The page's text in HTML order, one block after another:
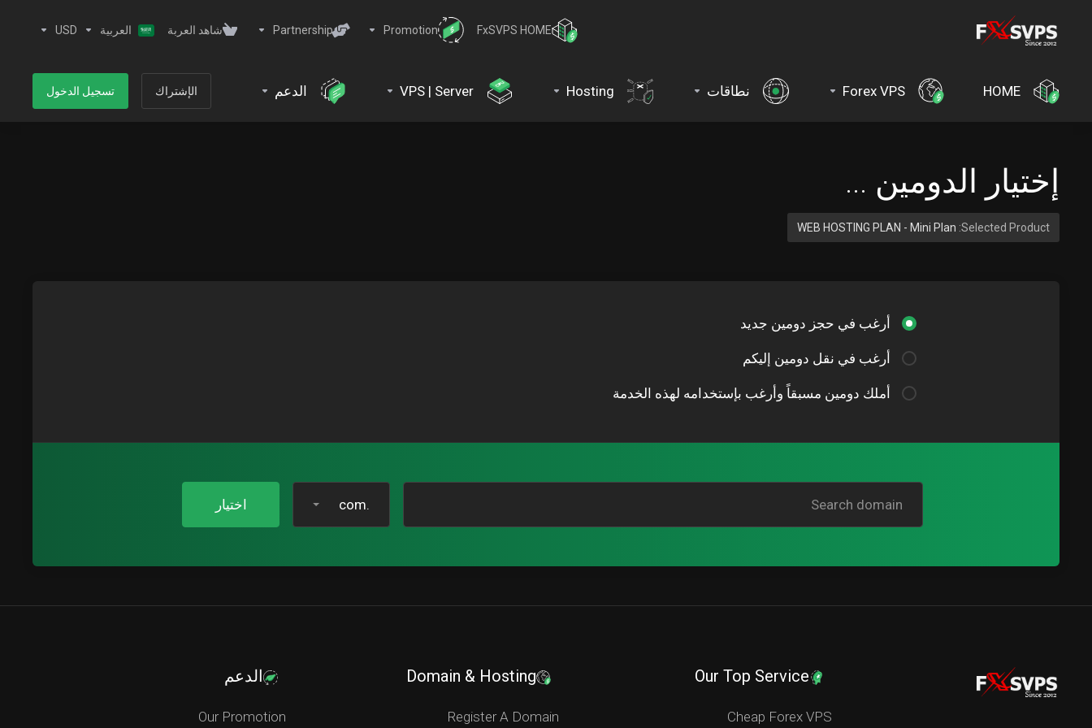
FxSVPS HOME
Promotion
Partnership شاهد العربة العربية USD
HOME
Forex VPS نطاقات Hosting
VPS | Server الدعم الإشتراك تسجيل الدخول
إختيار الدومين ...
Selected Product:
WEB HOSTING PLAN - Mini Plan
أرغب في حجز دومين جديد
أرغب في نقل دومين إليكم
أملك دومين مسبقاً وأرغب بإستخدامه لهذه الخدمة
.com اختيار
Our Top Service
Cheap Forex VPS
Domain & Hosting
Register A Domain
الدعم
Our Promotion